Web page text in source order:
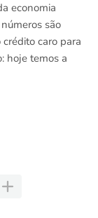
economia
são
caro para
hoje temos a